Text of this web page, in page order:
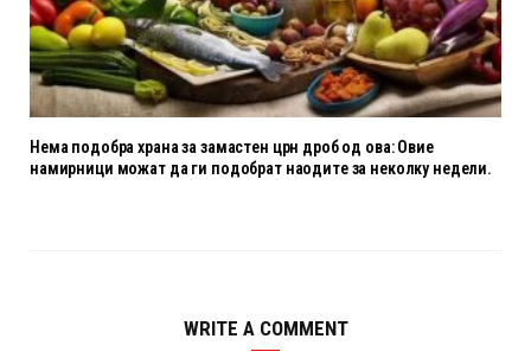
Нема подобра храна за замастен црн дроб од ова: Овие
намирници можат да ги подобрат наодите за неколку недели.
WRITE A COMMENT